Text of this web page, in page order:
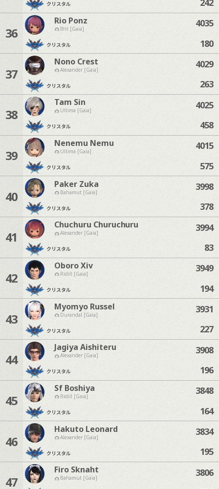
クリスタル 242
36
Rio Ponz
Ifrit [Gaia]
クリスタル
4035
180
37
Nono Crest
Alexander [Gaia]
クリスタル
4029
263
38
Tam Sin
Ultima [Gaia]
クリスタル
4025
458
39
Nenemu Nemu
Ultima [Gaia]
クリスタル
4015
575
40
Paker Zuka
Bahamut [Gaia]
クリスタル
3998
378
41
Chuchuru Churuchuru
Alexander [Gaia]
クリスタル
3994
83
42
Oboro Xiv
Ridill [Gaia]
クリスタル
3949
194
43
Myomyo Russel
Durandal [Gaia]
クリスタル
3931
227
44
Jagiya Aishiteru
Alexander [Gaia]
クリスタル
3908
196
45
Sf Boshiya
Ridill [Gaia]
クリスタル
3848
164
46
Hakuto Leonard
Alexander [Gaia]
クリスタル
3834
195
47
Firo Sknaht
Bahamut [Gaia]
3806